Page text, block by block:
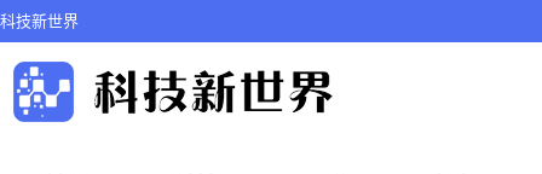
科技新世界